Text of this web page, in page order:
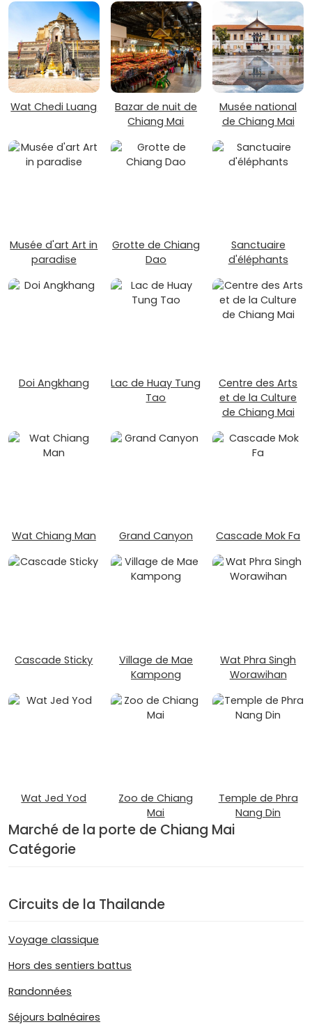
Wat Chedi Luang
Bazar de nuit de
Chiang Mai
Musée national
de Chiang Mai
Musée d'art Art in
paradise
Grotte de Chiang
Dao
Sanctuaire
d'éléphants
Doi Angkhang
Lac de Huay Tung
Tao
Centre des Arts
et de la Culture
de Chiang Mai
Wat Chiang Man Grand Canyon Cascade Mok Fa
Cascade Sticky
Village de Mae
Kampong
Wat Phra Singh
Worawihan
Wat Jed Yod
Zoo de Chiang
Mai
Temple de Phra
Nang Din
Marché de la porte de Chiang Mai
Catégorie
Circuits de la Thailande
Voyage classique
Hors des sentiers battus
Randonnées
Séjours balnéaires